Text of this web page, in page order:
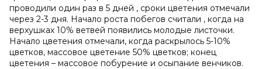
проводили один раз в 5 дней , сроки цветения отмечали
через 2-3 дня. Начало роста побегов считали , когда на
верхушках 10% ветвей появились молодые листочки.
Начало цветения отмечали, когда раскрылось 5-10%
цветков, массовое цветение 50% цветков; конец
цветения – массовое побурение и осыпание венчиков.